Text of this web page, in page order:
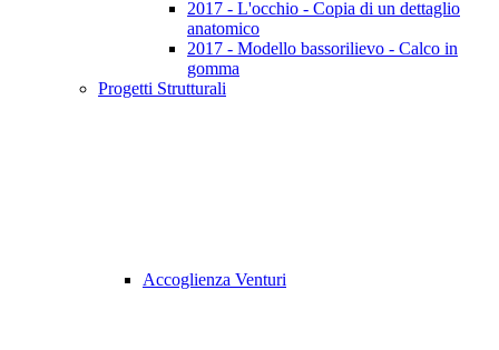
2017 - L'occhio - Copia di un dettaglio
anatomico
2017 - Modello bassorilievo - Calco in
gomma
Progetti Strutturali
Accoglienza Venturi